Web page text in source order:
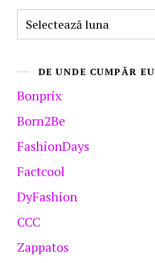
DE UNDE CUMPĂR EU
Bonprix
Born2Be
FashionDays
Factcool
DyFashion
CCC
Zappatos